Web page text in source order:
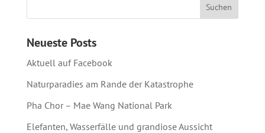
Neueste Posts
Aktuell auf Facebook
Naturparadies am Rande der Katastrophe
Pha Chor – Mae Wang National Park
Elefanten, Wasserfälle und grandiose Aussicht